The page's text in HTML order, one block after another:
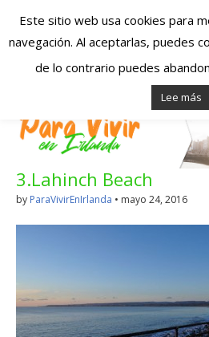
Irlanda –
Irlanda –
en Irlanda –
Irlanda
Blog dedicado a los que viven,
Irlanda!
3.Lahinch Beach
by ParaVivirEnIrlanda • mayo 24, 2016
Este sitio web usa cookies para
navegación. Al aceptarlas, puedes
de lo contrario puedes
Lee más